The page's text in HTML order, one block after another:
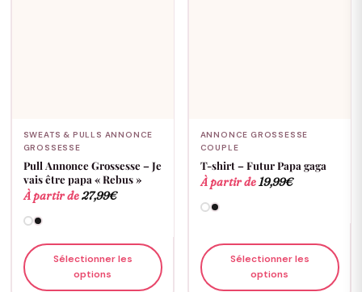
SWEATS & PULLS ANNONCE
GROSSESSE
Pull Annonce Grossesse – Je
vais être papa « Rebus »
À partir de27,99€
Sélectionner les
options
ANNONCE GROSSESSE
COUPLE
T-shirt – Futur Papa gaga
À partir de19,99€
Sélectionner les
options